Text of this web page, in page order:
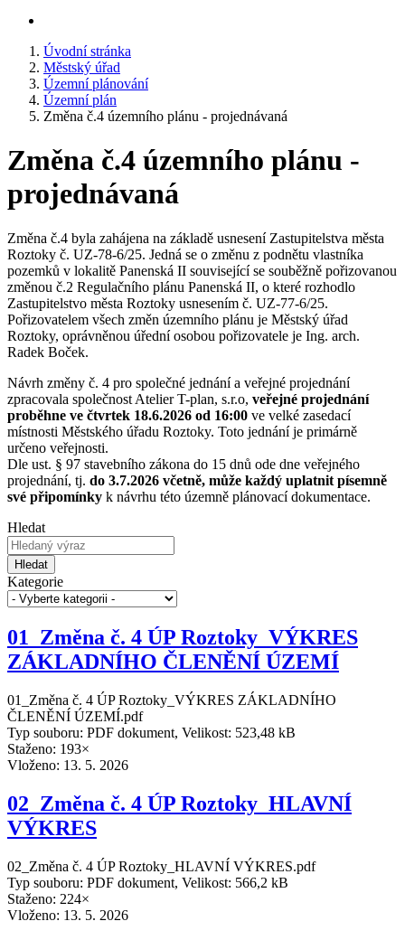
Úvodní stránka
Městský úřad
Územní plánování
Územní plán
Změna č.4 územního plánu - projednávaná
Změna č.4 územního plánu -
projednávaná
Změna č.4 byla zahájena na základě usnesení Zastupitelstva města
Roztoky č. UZ-78-6/25. Jedná se o změnu z podnětu vlastníka
pozemků v lokalitě Panenská II související se souběžně pořizovanou
změnou č.2 Regulačního plánu Panenská II, o které rozhodlo
Zastupitelstvo města Roztoky usnesením č. UZ-77-6/25.
Pořizovatelem všech změn územního plánu je Městský úřad
Roztoky, oprávněnou úřední osobou pořizovatele je Ing. arch.
Radek Boček.
Návrh změny č. 4 pro společné jednání a veřejné projednání
zpracovala společnost Atelier T-plan, s.r.o, veřejné projednání
proběhne ve čtvrtek 18.6.2026 od 16:00 ve velké zasedací
místnosti Městského úřadu Roztoky. Toto jednání je primárně
určeno veřejnosti.
Dle ust. § 97 stavebního zákona do 15 dnů ode dne veřejného
projednání, tj. do 3.7.2026 včetně, může každý uplatnit písemně
své připomínky k návrhu této územně plánovací dokumentace.
Hledat
Hledat
Kategorie
01_Změna č. 4 ÚP Roztoky_VÝKRES
ZÁKLADNÍHO ČLENĚNÍ ÚZEMÍ
01_Změna č. 4 ÚP Roztoky_VÝKRES ZÁKLADNÍHO
ČLENĚNÍ ÚZEMÍ.pdf
Typ souboru: PDF dokument, Velikost: 523,48 kB
Staženo: 193×
Vloženo: 13. 5. 2026
02_Změna č. 4 ÚP Roztoky_HLAVNÍ
VÝKRES
02_Změna č. 4 ÚP Roztoky_HLAVNÍ VÝKRES.pdf
Typ souboru: PDF dokument, Velikost: 566,2 kB
Staženo: 224×
Vloženo: 13. 5. 2026